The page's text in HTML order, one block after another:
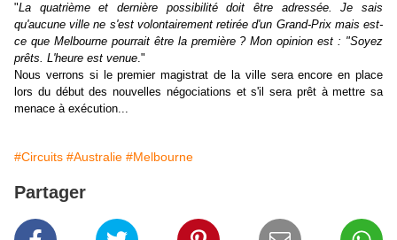
"La quatrième et dernière possibilité doit être adressée. Je sais
qu'aucune ville ne s'est volontairement retirée d'un Grand-Prix mais est-
ce que Melbourne pourrait être la première ? Mon opinion est : "Soyez
prêts. L'heure est venue."
Nous verrons si le premier magistrat de la ville sera encore en place
lors du début des nouvelles négociations et s'il sera prêt à mettre sa
menace à exécution...
#Circuits #Australie #Melbourne
Partager